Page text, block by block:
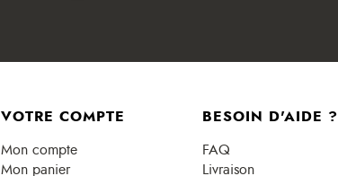
VOTRE COMPTE
Mon compte
Mon panier
BESOIN D'AIDE ?
FAQ
Livraison